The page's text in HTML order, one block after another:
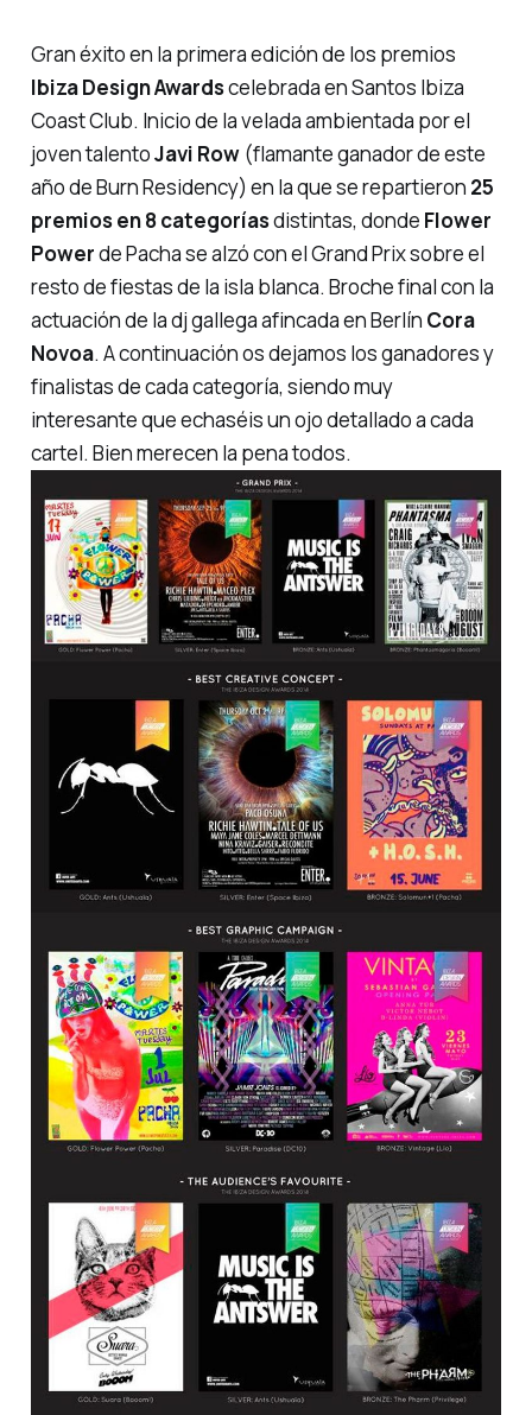
Gran éxito en la primera edición de los premios
Ibiza Design Awardscelebrada en Santos Ibiza
Coast Club. Inicio de la velada ambientada por el
joven talentoJavi Row(flamante ganador de este
año deBurn Residency) en la que se repartieron 25
premios en 8 categoríasdistintas, donde Flower
Powerde Pacha se alzó con elGrand Prixsobre el
resto de fiestas de la isla blanca. Broche final con la
actuación de la dj gallega afincada en Berlín Cora
Novoa. A continuación os dejamos los ganadores y
finalistas de cada categoría, siendo muy
interesante que echaséis un ojo detallado a cada
cartel. Bien merecen la pena todos.